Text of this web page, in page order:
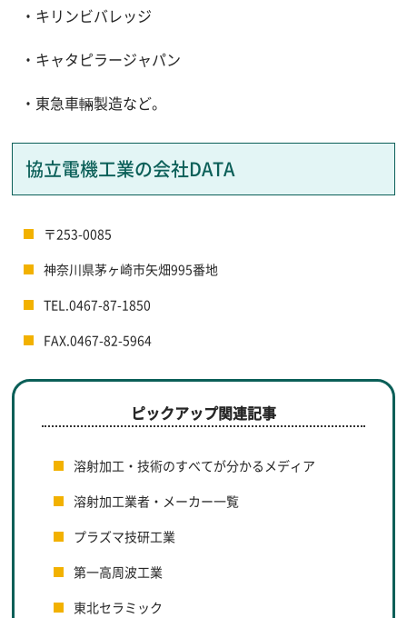
・キリンビバレッジ
・キャタピラージャパン
・東急車輛製造など。
協立電機工業の会社DATA
〒253-0085
神奈川県茅ヶ崎市矢畑995番地
TEL.0467-87-1850
FAX.0467-82-5964
ピックアップ関連記事
溶射加工・技術のすべてが分かるメディア
溶射加工業者・メーカー一覧
プラズマ技研工業
第一高周波工業
東北セラミック